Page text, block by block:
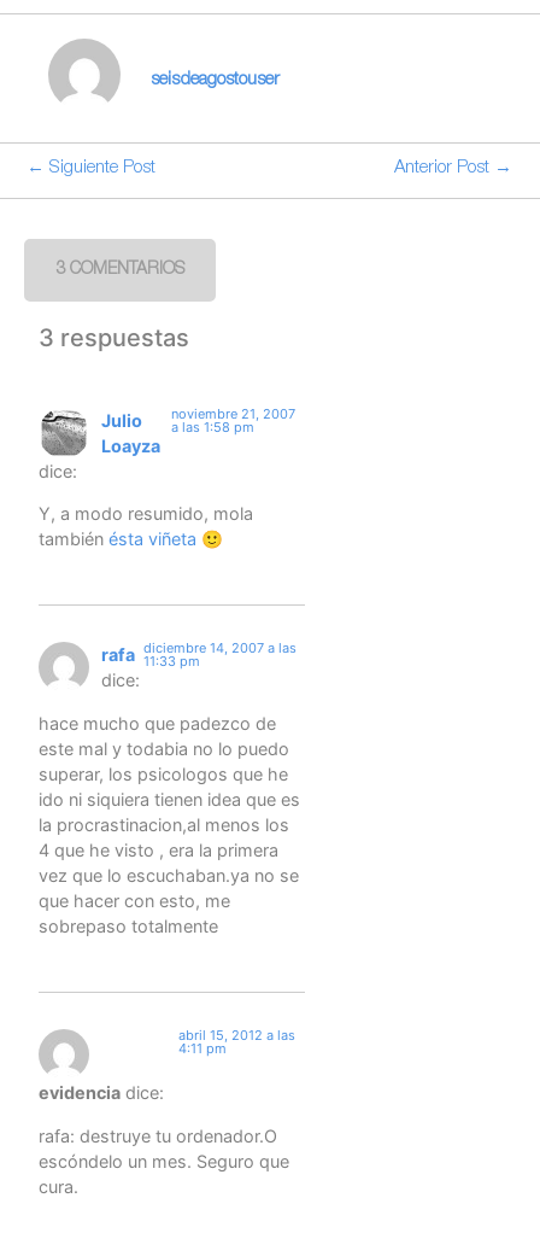
seisdeagostouser
← Siguiente Post Anterior Post →
3 COMENTARIOS
3 respuestas
Julio
Loayza
dice:
noviembre 21, 2007
a las 1:58 pm
Y, a modo resumido, mola
tambiénésta viñeta 🙂
rafa
dice:
diciembre 14, 2007 a las
11:33 pm
hace mucho que padezco de
este mal y todabia no lo puedo
superar, los psicologos que he
ido ni siquiera tienen idea que es
la procrastinacion,al menos los
4 que he visto , era la primera
vez que lo escuchaban.ya no se
que hacer con esto, me
sobrepaso totalmente
evidencia dice:
abril 15, 2012 a las
4:11 pm
rafa: destruye tu ordenador.O
escóndelo un mes. Seguro que
cura.